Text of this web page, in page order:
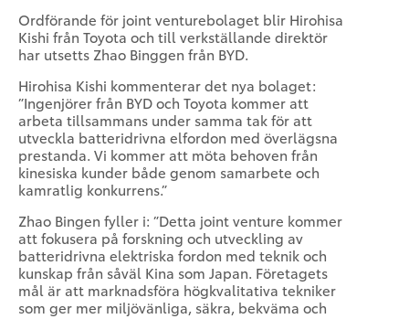
Ordförande för joint venturebolaget blir Hirohisa
Kishi från Toyota och till verkställande direktör
har utsetts Zhao Binggen från BYD.
Hirohisa Kishi kommenterar det nya bolaget:
”Ingenjörer från BYD och Toyota kommer att
arbeta tillsammans under samma tak för att
utveckla batteridrivna elfordon med överlägsna
prestanda. Vi kommer att möta behoven från
kinesiska kunder både genom samarbete och
kamratlig konkurrens.”
Zhao Bingen fyller i: ”Detta joint venture kommer
att fokusera på forskning och utveckling av
batteridrivna elektriska fordon med teknik och
kunskap från såväl Kina som Japan. Företagets
mål är att marknadsföra högkvalitativa tekniker
som ger mer miljövänliga, säkra, bekväma och